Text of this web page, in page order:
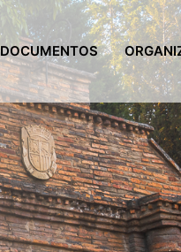
DOCUMENTOS